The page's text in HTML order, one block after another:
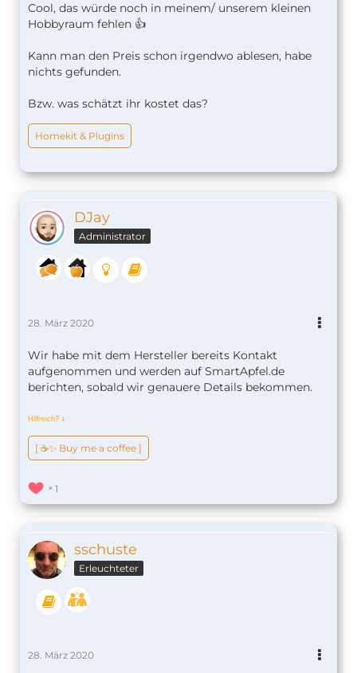
Cool, das würde noch in meinem/ unserem kleinen
Hobbyraum fehlen 👍
Kann man den Preis schon irgendwo ablesen, habe
nichts gefunden.
Bzw. was schätzt ihr kostet das?
Homekit & Plugins
DJay
Administrator
28. März 2020
Wir habe mit dem Hersteller bereits Kontakt
aufgenommen und werden auf SmartApfel.de
berichten, sobald wir genauere Details bekommen.
Hilfreich? ↆ
[ ☕️✨ Buy me a coffee ]
1
sschuste
Erleuchteter
28. März 2020